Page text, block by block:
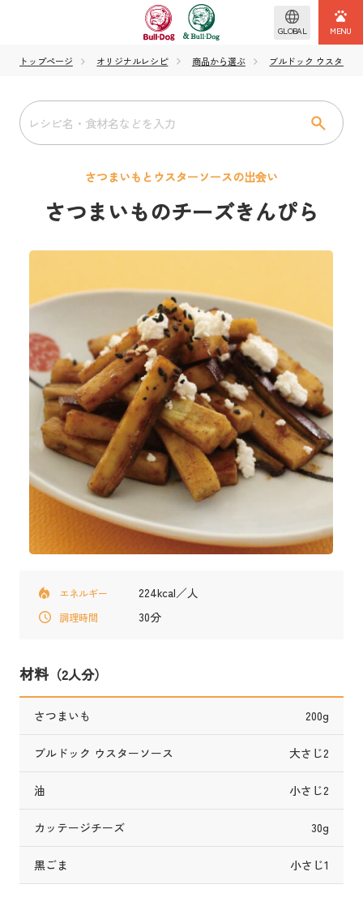
GLOBAL
トップページ オリジナルレシピ 商品から選ぶ ブルドック ウスター
さつまいもとウスターソースの出会い
さつまいものチーズきんぴら
エネルギー 224kcal／人
調理時間 30分
材料（2人分）
さつまいも 200g
ブルドック ウスターソース 大さじ2
油 小さじ2
カッテージチーズ 30g
黒ごま 小さじ1